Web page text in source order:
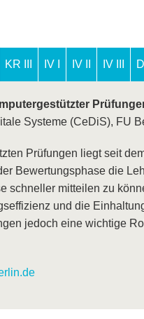
KR III IV I IV II IV III
Systeme (CeDiS), FU
Prüfungen liegt seit
Bewertungsphase die
schneller mitteilen zu
und die
jedoch eine wichtige